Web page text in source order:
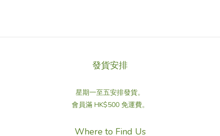
發貨安排
星期一至五安排發貨。
會員滿 HK$500 免運費。
Where to Find Us